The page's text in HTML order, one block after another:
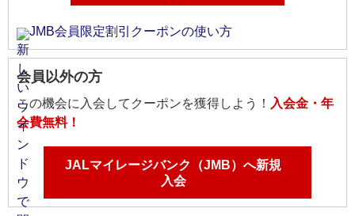
JMB会員限定割引クーポンの使い方
会員以外の方
この機会に入会してクーポンを獲得しよう！ 入会金・年
会費無料！
JALマイレージバンク（JMB）へ新規
入会